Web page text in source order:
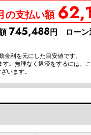
の支払い額
745,488円 ローン
利を元にした目安値です。
。無理なく返済をするには、
います。